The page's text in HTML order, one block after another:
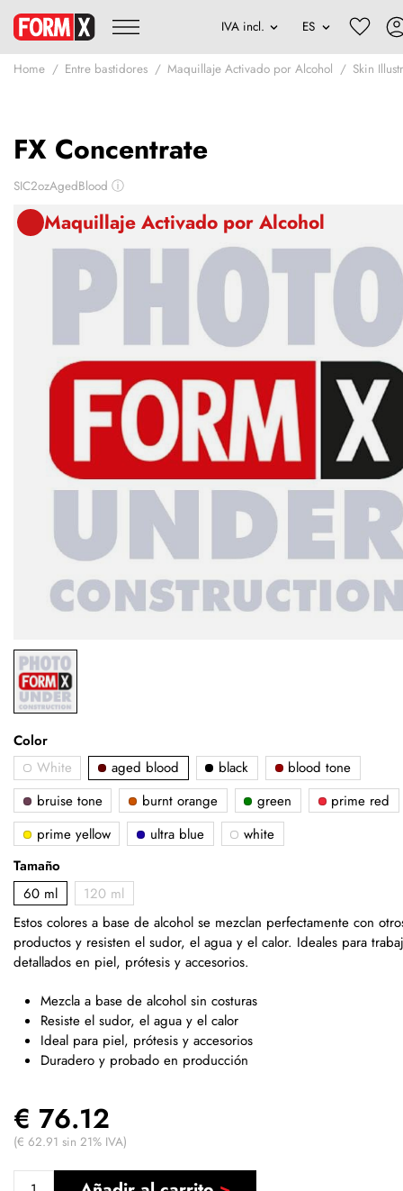
Home Entre bastidores Maquillaje Activado por Alcohol Skin
FX Concentrate
SIC2ozAgedBlood ⓘ
Maquillaje Activado por Alcohol
Color
White
aged blood black
blood tone
bruise tone
burnt orange green
prime red
prime yellow
ultra blue
white
Tamaño
60 ml
120 ml
Estos colores a base de alcohol se mezclan perfectamente con
productos y resisten el sudor, el agua y el calor. Ideales para
detallados en piel, prótesis y accesorios.
Mezcla a base de alcohol sin costuras
Resiste el sudor, el agua y el calor
Ideal para piel, prótesis y accesorios
Duradero y probado en producción
€ 76.12
(€ 62.91 sin 21% IVA)